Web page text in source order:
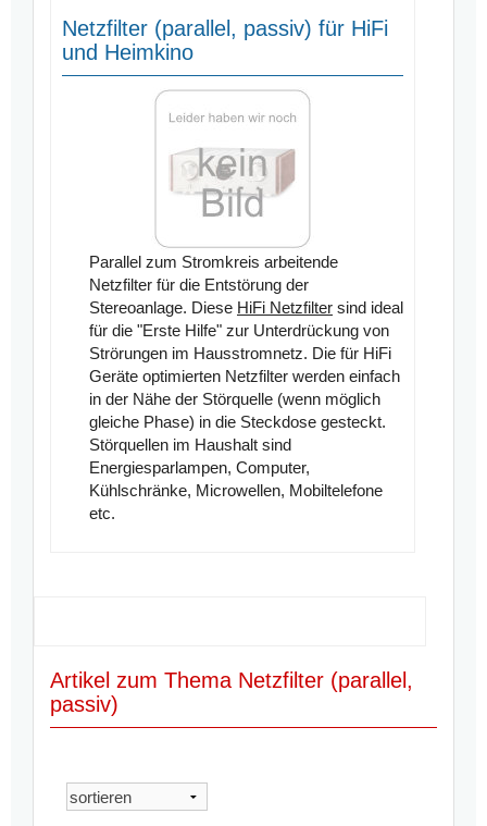
Netzfilter (parallel, passiv) für HiFi
und Heimkino
Parallel zum Stromkreis arbeitende
Netzfilter für die Entstörung der
Stereoanlage. Diese HiFi Netzfilter sind ideal
für die "Erste Hilfe" zur Unterdrückung von
Strörungen im Hausstromnetz. Die für HiFi
Geräte optimierten Netzfilter werden einfach
in der Nähe der Störquelle (wenn möglich
gleiche Phase) in die Steckdose gesteckt.
Störquellen im Haushalt sind
Energiesparlampen, Computer,
Kühlschränke, Microwellen, Mobiltelefone
etc.
Artikel zum Thema Netzfilter (parallel,
passiv)